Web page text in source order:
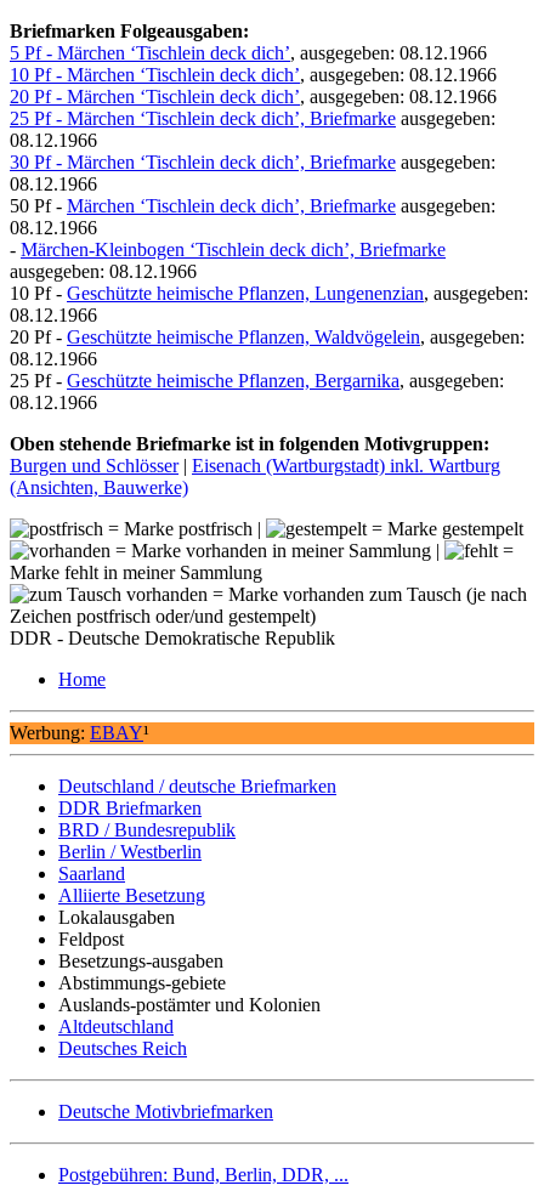
Briefmarken Folgeausgaben:
5 Pf - Märchen ‘Tischlein deck dich’, ausgegeben: 08.12.1966
10 Pf - Märchen ‘Tischlein deck dich’, ausgegeben: 08.12.1966
20 Pf - Märchen ‘Tischlein deck dich’, ausgegeben: 08.12.1966
25 Pf - Märchen ‘Tischlein deck dich’, Briefmarke ausgegeben:
08.12.1966
30 Pf - Märchen ‘Tischlein deck dich’, Briefmarke ausgegeben:
08.12.1966
50 Pf - Märchen ‘Tischlein deck dich’, Briefmarke ausgegeben:
08.12.1966
- Märchen-Kleinbogen ‘Tischlein deck dich’, Briefmarke
ausgegeben: 08.12.1966
10 Pf - Geschützte heimische Pflanzen, Lungenenzian, ausgegeben:
08.12.1966
20 Pf - Geschützte heimische Pflanzen, Waldvögelein, ausgegeben:
08.12.1966
25 Pf - Geschützte heimische Pflanzen, Bergarnika, ausgegeben:
08.12.1966
Oben stehende Briefmarke ist in folgenden Motivgruppen:
Burgen und Schlösser| Eisenach (Wartburgstadt) inkl. Wartburg
(Ansichten, Bauwerke)
= Marke postfrisch |
= Marke gestempelt
= Marke vorhanden in meiner Sammlung |
=
Marke fehlt in meiner Sammlung
= Marke vorhanden zum Tausch (je nach
Zeichen postfrisch oder/und gestempelt)
DDR - Deutsche Demokratische Republik
Home
Werbung: EBAY¹
Deutschland / deutsche Briefmarken
DDR Briefmarken
BRD / Bundesrepublik
Berlin / Westberlin
Saarland
Alliierte Besetzung
Lokalausgaben
Feldpost
Besetzungs-ausgaben
Abstimmungs-gebiete
Auslands-postämter und Kolonien
Altdeutschland
Deutsches Reich
Deutsche Motivbriefmarken
Postgebühren: Bund, Berlin, DDR, ...